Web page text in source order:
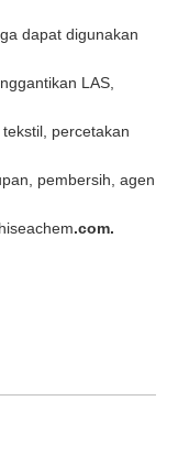
dapat digunakan
LAS,
percetakan
pembersih, agen
.com.